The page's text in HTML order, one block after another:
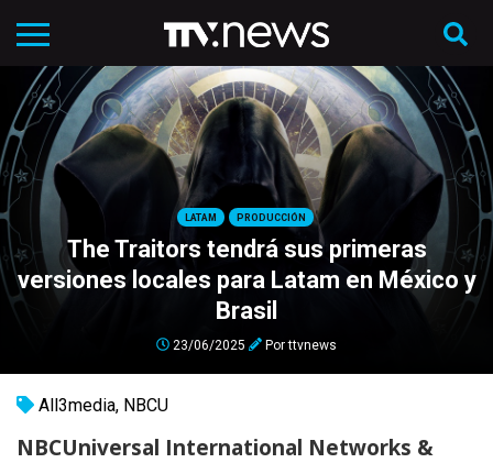
LATAM PRODUCCIÓN
The Traitors tendrá sus primeras
versiones locales para Latam en México y
Brasil
23/06/2025 Porttvnews
All3media, NBCU
NBCUniversal International Networks &